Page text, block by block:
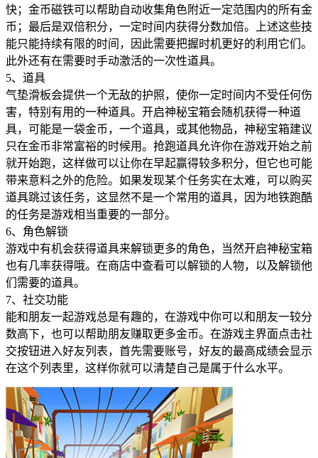
快；金币磁铁可以帮助自动收集角色附近一定范围内的所有金
币；最后是双倍积分，一定时间内获得分数加倍。上述这些技
能只能持续有限的时间，因此需要把握时机更好的利用它们。
此外还有在需要时手动激活的一次性道具。
5、道具
气垫滑板会提供一个无敌的护照，使你一定时间内不受任何伤
害，特别有用的一种道具。开启神秘宝箱会随机获得一种道
具，可能是一袋金币，一个道具，或其他物品，神秘宝箱建议
只在金币非常富裕的时候用。抢跑道具允许你在游戏开始之前
就开始跑，这样做可以让你在早起赢得较多积分，但它也可能
带来意料之外的危险。如果发现某个任务实在太难，可以购买
道具跳过该任务，这显然不是一个常用的道具，因为地铁跑酷
的任务是游戏相当重要的一部分。
6、角色解锁
游戏中有机会获得道具来解锁更多的角色，当然开启神秘宝箱
也有几率获得哦。在商店中查看可以解锁的人物，以及解锁他
们需要的道具。
7、社交功能
能和朋友一起游戏总是有趣的，在游戏中你可以和朋友一较分
数高下，也可以帮助朋友赚取更多金币。在游戏主界面点击社
交按钮进入好友列表，首先需要账号，好友的最高成绩会显示
在这个列表里，这样你就可以清楚自己是属于什么水平。